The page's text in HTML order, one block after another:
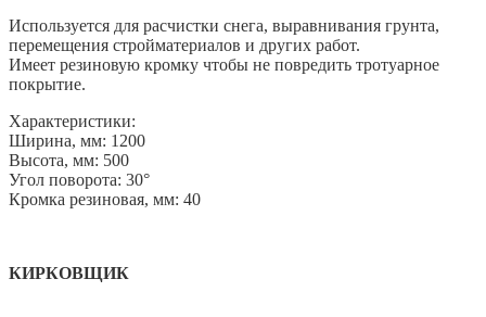
Используется для расчистки снега, выравнивания грунта,
перемещения стройматериалов и других работ.
Имеет резиновую кромку чтобы не повредить тротуарное
покрытие.
Характеристики:
Ширина, мм: 1200
Высота, мм: 500
Угол поворота: 30°
Кромка резиновая, мм: 40
КИРКОВЩИК